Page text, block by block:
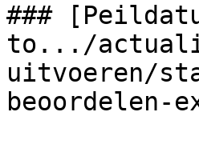
###
to.../
uitvoeren/
beoordelen-